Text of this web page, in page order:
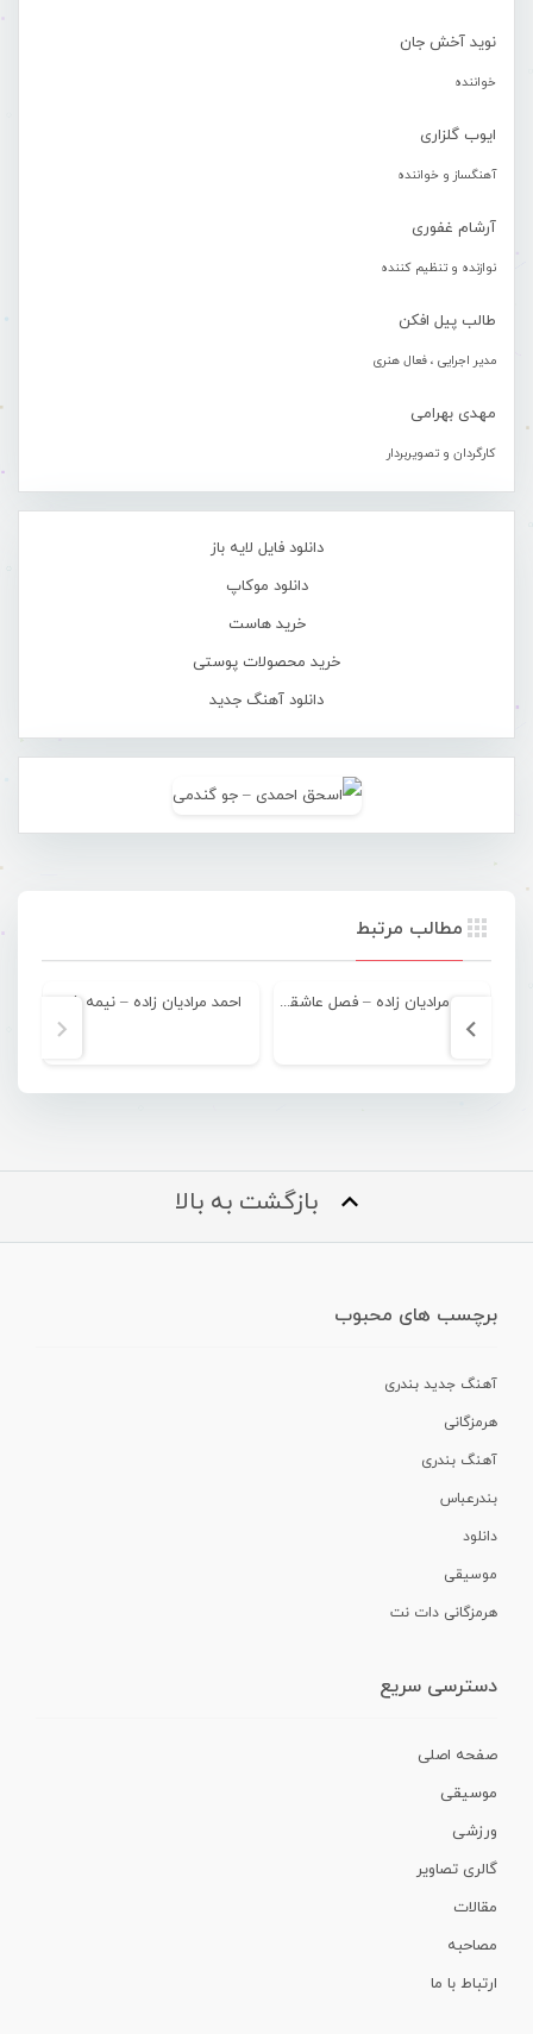
نوید آخش جان
خواننده
ایوب گلزاری
آهنگساز و خواننده
آرشام غفوری
نوازنده و تنظیم کننده
طالب پیل افکن
مدیر اجرایی ، فعال هنری
مهدی بهرامی
کارگردان و تصویربردار
دانلود فایل لایه باز
دانلود موکاپ
خرید هاست
خرید محصولات پوستی
دانلود آهنگ جدید
مطالب مرتبط
احمد مرادیان زاده – فصل عاشقی احمد مرادیان زاده – نیمه شو
بازگشت به بالا
برچسب های محبوب
آهنگ جدید بندری
هرمزگانی
آهنگ بندری
بندرعباس
دانلود
موسیقی
هرمزگانی دات نت
دسترسی سریع
صفحه اصلی
موسیقی
ورزشی
گالری تصاویر
مقالات
مصاحبه
ارتباط با ما